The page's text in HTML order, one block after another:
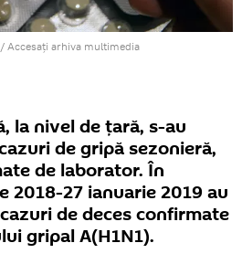
/ Accesați arhiva multimedia
la nivel de țară, s-au
de gripă sezonieră,
de laborator. În
2018-27 ianuarie 2019 au
de deces confirmate
gripal A(H1N1).